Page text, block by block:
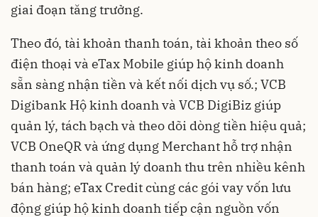
giai đoạn tăng trưởng.
Theo đó, tài khoản thanh toán, tài khoản theo số
điện thoại và eTax Mobile giúp hộ kinh doanh
sẵn sàng nhận tiền và kết nối dịch vụ số.; VCB
Digibank Hộ kinh doanh và VCB DigiBiz giúp
quản lý, tách bạch và theo dõi dòng tiền hiệu quả;
VCB OneQR và ứng dụng Merchant hỗ trợ nhận
thanh toán và quản lý doanh thu trên nhiều kênh
bán hàng; eTax Credit cùng các gói vay vốn lưu
động giúp hộ kinh doanh tiếp cận nguồn vốn